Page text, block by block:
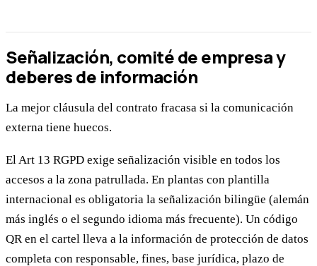
Señalización, comité de empresa y
deberes de información
La mejor cláusula del contrato fracasa si la comunicación
externa tiene huecos.
El Art 13 RGPD exige señalización visible en todos los
accesos a la zona patrullada. En plantas con plantilla
internacional es obligatoria la señalización bilingüe (alemán
más inglés o el segundo idioma más frecuente). Un código
QR en el cartel lleva a la información de protección de datos
completa con responsable, fines, base jurídica, plazo de